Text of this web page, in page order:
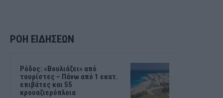
ΡΟΗ ΕΙΔΗΣΕΩΝ
Ρόδος: «Βουλιάζει» από
τουρίστες – Πάνω από 1 εκατ.
επιβάτες και 55
κρουαζιερόπλοια